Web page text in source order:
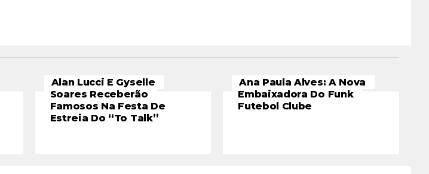
Alan Lucci E Gyselle
Soares Receberão
Famosos Na Festa De
Estreia Do “To Talk”
Ana Paula Alves: A Nova
Embaixadora Do Funk
Futebol Clube